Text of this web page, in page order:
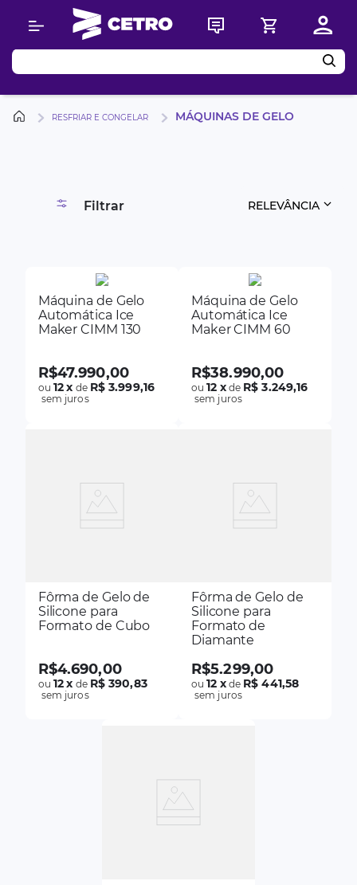
Buscar
RESFRIAR E CONGELAR MÁQUINAS DE GELO
Filtrar RELEVÂNCIA
Máquina de Gelo
Automática Ice
Maker CIMM 130
R$47.990,00
ou12x de R$ 3.999,16
sem juros
Máquina de Gelo
Automática Ice
Maker CIMM 60
R$38.990,00
ou12 xde R$ 3.249,16
sem juros
Fôrma de Gelo de
Silicone para
Formato de Cubo
R$4.690,00
ou12x de R$ 390,83
sem juros
Fôrma de Gelo de
Silicone para
Formato de
Diamante
R$5.299,00
ou12 xde R$ 441,58
sem juros